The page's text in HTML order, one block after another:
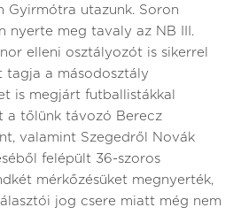
Gyirmótra utazunk. Soron
nyerte meg tavaly az NB III.
elleni osztályozót is sikerrel
tagja a másodosztály
is megjárt futballistákkal
a tőlünk távozó Berecz
valamint Szegedről Novák
felépült 36-szoros
mérkőzésüket megnyerték,
jog csere miatt még nem